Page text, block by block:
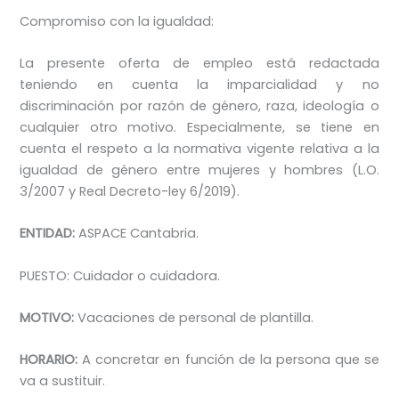
Compromiso con la igualdad:
La presente oferta de empleo está redactada
teniendo en cuenta la imparcialidad y no
discriminación por razón de género, raza, ideología o
cualquier otro motivo. Especialmente, se tiene en
cuenta el respeto a la normativa vigente relativa a la
igualdad de género entre mujeres y hombres (L.O.
3/2007 y Real Decreto-ley 6/2019).
ENTIDAD:ASPACE Cantabria.
PUESTO: Cuidador o cuidadora.
MOTIVO:Vacaciones de personal de plantilla.
HORARIO:A concretar en función de la persona que se
va a sustituir.